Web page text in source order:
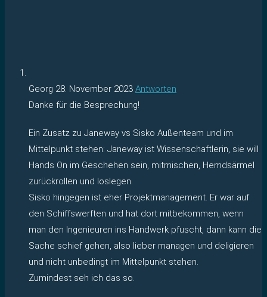
Georg 28. November 2023 Antworten
Danke für die Besprechung!
Ein Zusatz zu Janeway vs Sisko Außenteam und im
Mittelpunkt stehen: Janeway ist Wissenschaftlerin, sie will
Hands On im Geschehen sein, mitmischen, Hemdsärmel
zurückrollen und loslegen.
Sisko hingegen ist eher Projektmanagement. Er war auf
den Schiffswerften und hat dort mitbekommen, wenn
man den Ingenieuren ins Handwerk pfuscht, dann kann die
Sache schief gehen, also lieber managen und deligieren
und nicht unbedingt im Mittelpunkt stehen.
Zumindest seh ich das so.